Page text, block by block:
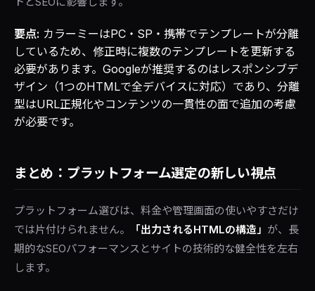
要点: カラーミーはPC・SP・携帯でテンプレートが分離
しているため、修正時に複数のテンプレートを更新する
必要があります。Googleが推奨するのはレスポンシブデ
ザイン（1つのHTMLで全デバイスに対応）であり、分離
型はURL正規化やコンテンツの一貫性の面で追加の考慮
が必要です。
まとめ：プラットフォーム選定の新しい視点
プラットフォーム選びは、料金や管理画面の使いやすさだけ
では片付けられません。
「出力されるHTMLの構造」 が、長
期的なSEOパフォーマンスとサイトの技術的な健全性を左右
します。